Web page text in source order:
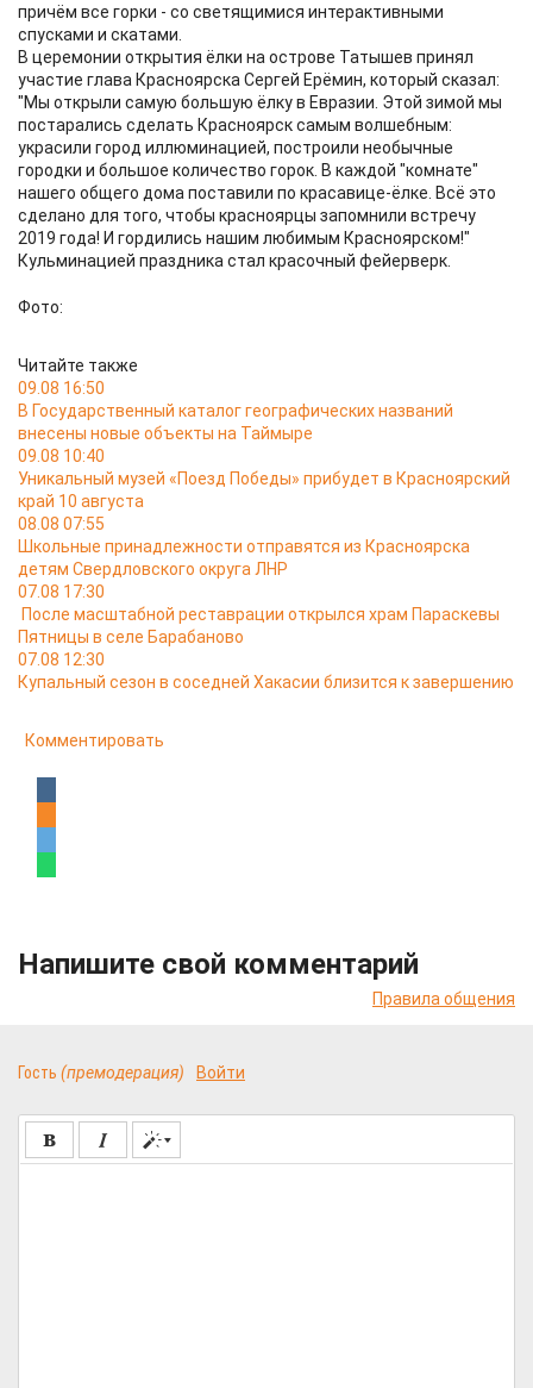
причём все горки - со светящимися интерактивными
спусками и скатами.
В церемонии открытия ёлки на острове Татышев принял
участие глава Красноярска Сергей Ерёмин, который сказал:
"Мы открыли самую большую ёлку в Евразии. Этой зимой мы
постарались сделать Красноярск самым волшебным:
украсили город иллюминацией, построили необычные
городки и большое количество горок. В каждой "комнате"
нашего общего дома поставили по красавице-ёлке. Всё это
сделано для того, чтобы красноярцы запомнили встречу
2019 года! И гордились нашим любимым Красноярском!"
Кульминацией праздника стал красочный фейерверк.
Фото:
Читайте также
09.08 16:50
В Государственный каталог географических названий
внесены новые объекты на Таймыре
09.08 10:40
Уникальный музей «Поезд Победы» прибудет в Красноярский
край 10 августа
08.08 07:55
Школьные принадлежности отправятся из Красноярска
детям Свердловского округа ЛНР
07.08 17:30
После масштабной реставрации открылся храм Параскевы
Пятницы в селе Барабаново
07.08 12:30
Купальный сезон в соседней Хакасии близится к завершению
Комментировать
Напишите свой комментарий
Правила общения
Гость (премодерация) Войти